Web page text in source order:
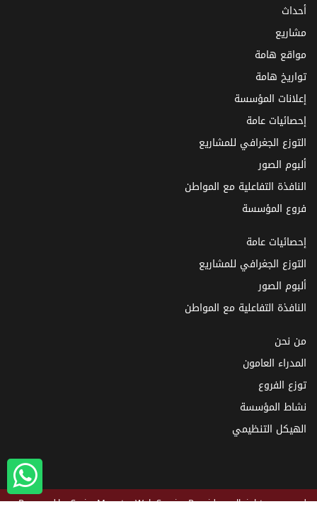
أحداث
مشاريع
مواقع هامة
تواريخ هامة
إعلانات المؤسسة
إحصائيات عامة
التوزع الجغرافي للمشاريع
ألبوم الصور
النافذة التفاعلية مع المواطن
فروع المؤسسة
إحصائيات عامة
التوزع الجغرافي للمشاريع
ألبوم الصور
النافذة التفاعلية مع المواطن
من نحن
المدراء العامون
توزع الفروع
نشاط المؤسسة
الهيكل التنظيمي
Powered bySyrianMonsterWeb Service Provider - all rights reserved